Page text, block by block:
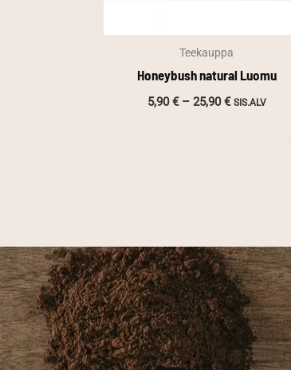
Teekauppa
Honeybush natural Luomu
5,90€ – 25,90€Hintaluokka:
SIS.ALV